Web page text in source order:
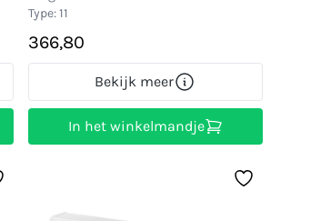
Type: 11
366,80
Bekijk meer
In het winkelmandje